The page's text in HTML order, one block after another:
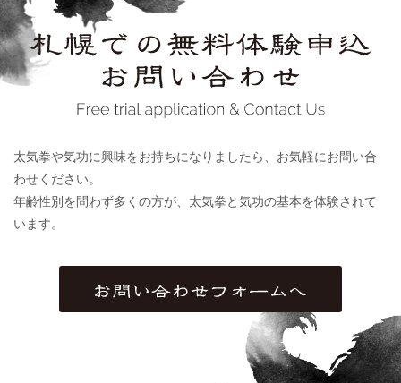
太気拳や気功に興味をお持ちになりましたら、お気軽にお問い合
わせください。
年齢性別を問わず多くの方が、太気拳と気功の基本を体験されて
います。